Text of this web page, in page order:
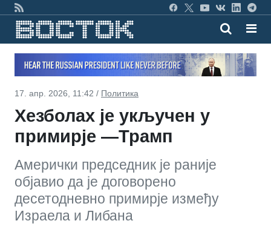
17. апр. 2026, 11:42 / Политика
Хезболах је укључен у
примирје —Трамп
Амерички председник је раније
објавио да је договорено
десетодневно примирје између
Израела и Либана